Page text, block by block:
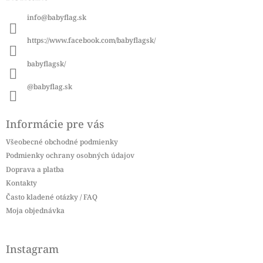
info@babyflag.sk
https://www.facebook.com/babyflagsk/
babyflagsk/
@babyflag.sk
Informácie pre vás
Všeobecné obchodné podmienky
Podmienky ochrany osobných údajov
Doprava a platba
Kontakty
Často kladené otázky / FAQ
Moja objednávka
Instagram